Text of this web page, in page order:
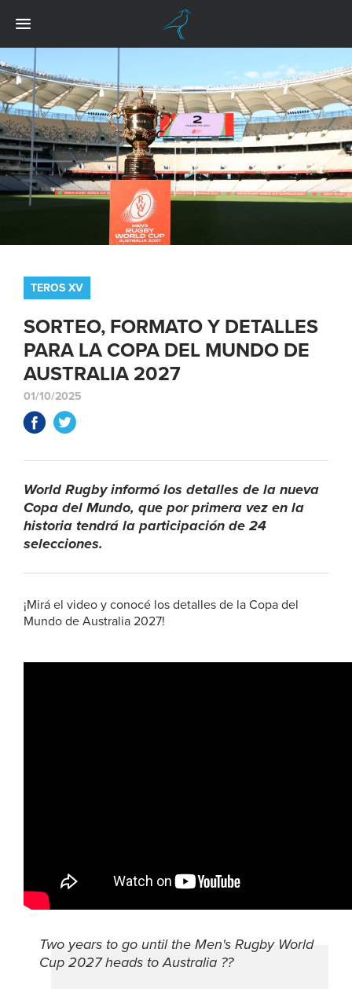
TEROS XV
SORTEO, FORMATO Y DETALLES
PARA LA COPA DEL MUNDO DE
AUSTRALIA 2027
01/10/2025
World Rugby informó los detalles de la nueva
Copa del Mundo, que por primera vez en la
historia tendrá la participación de 24
selecciones.
¡Mirá el video y conocé los detalles de la Copa del
Mundo de Australia 2027!
Two years to go until the Men's Rugby World
Cup 2027 heads to Australia ??